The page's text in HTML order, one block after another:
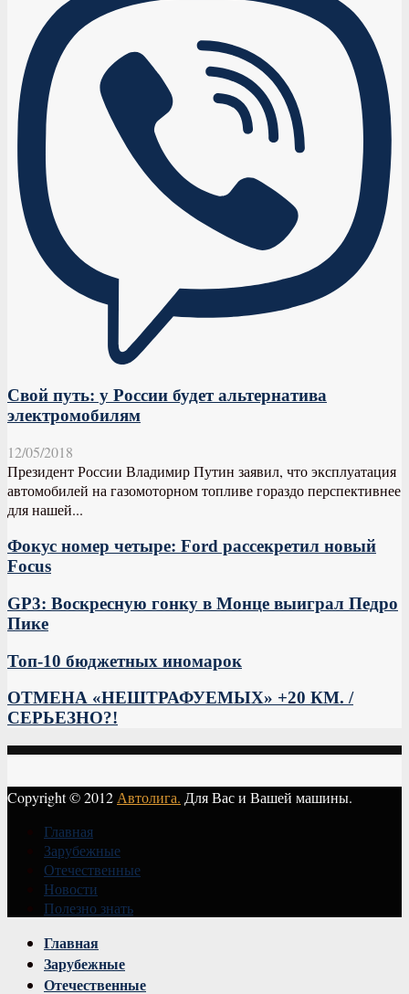
Свой путь: у России будет альтернатива
электромобилям
12/05/2018
Президент России Владимир Путин заявил, что эксплуатация
автомобилей на газомоторном топливе гораздо перспективнее
для нашей...
Фокус номер четыре: Ford рассекретил новый
Focus
GP3: Воскресную гонку в Монце выиграл Педро
Пике
Топ-10 бюджетных иномарок
ОТМЕНА «НЕШТРАФУЕМЫХ» +20 КМ. /
СЕРЬЕЗНО?!
Copyright © 2012 Автолига. Для Вас и Вашей машины.
Главная
Зарубежные
Отечественные
Новости
Полезно знать
Главная
Зарубежные
Отечественные